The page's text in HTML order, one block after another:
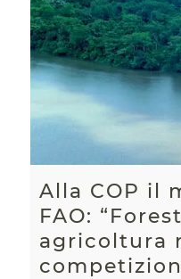
Alla COP il
FAO:
agricoltura